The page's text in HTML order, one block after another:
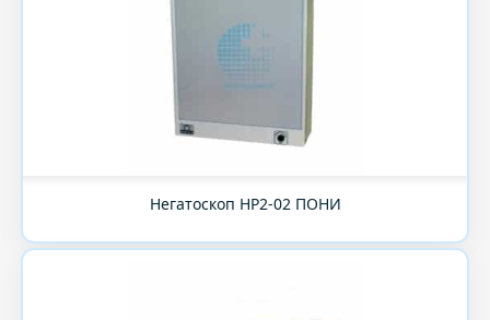
Негатоскоп НР2-02 ПОНИ